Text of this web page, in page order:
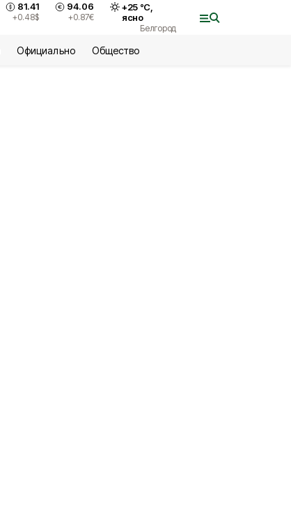
81.41
+0.48$
94.06
+0.87€
+25°С,
ясно
Белгород
Официально Общество